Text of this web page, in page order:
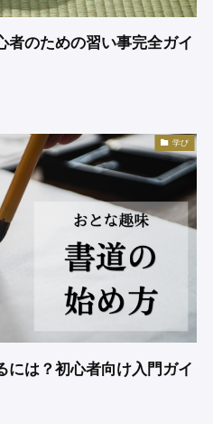
者のための習い事完全ガイ
学び
には？初心者向け入門ガイ